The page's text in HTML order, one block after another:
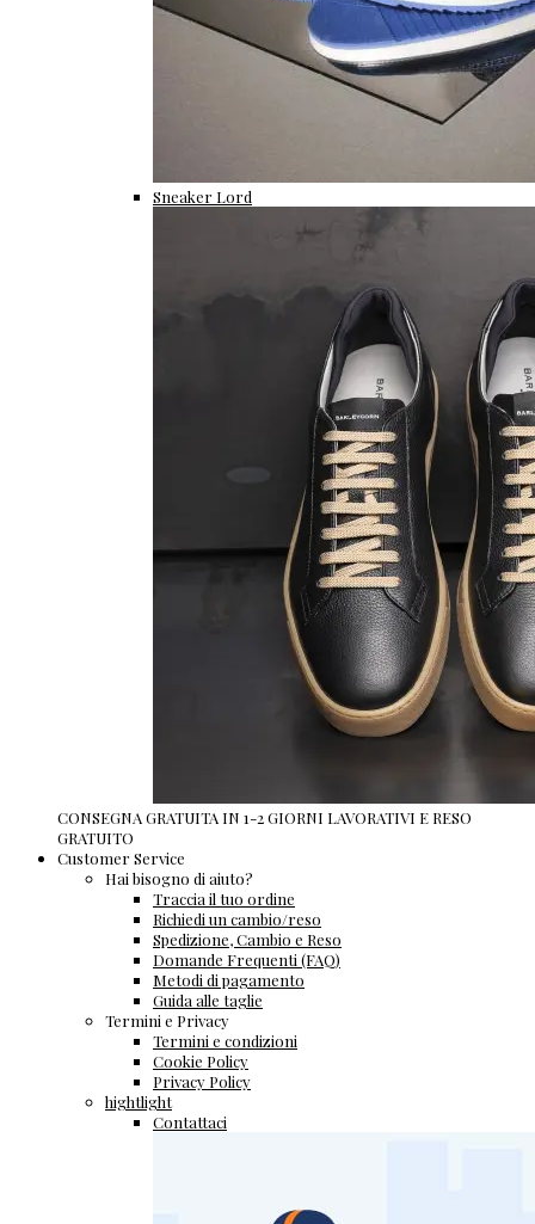
Sneaker Lord
CONSEGNA GRATUITA IN 1-2 GIORNI LAVORATIVI E RESO
GRATUITO
Customer Service
Hai bisogno di aiuto?
Traccia il tuo ordine
Richiedi un cambio/reso
Spedizione, Cambio e Reso
Domande Frequenti (FAQ)
Metodi di pagamento
Guida alle taglie
Termini e Privacy
Termini e condizioni
Cookie Policy
Privacy Policy
hightlight
Contattaci